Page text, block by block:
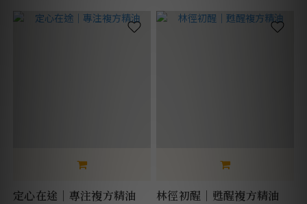
定心在途｜專注複方精油 林徑初醒｜甦醒複方精油